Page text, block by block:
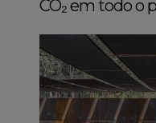
CO₂ em todo o